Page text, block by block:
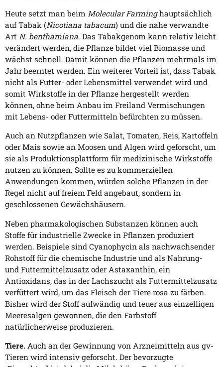
Heute setzt man beim Molecular Farminghauptsächlich
auf Tabak (Nicotiana tabacum) und die nahe verwandte
Art N. benthamiana. Das Tabakgenom kann relativ leicht
verändert werden, die Pflanze bildet viel Biomasse und
wächst schnell. Damit können die Pflanzen mehrmals im
Jahr beerntet werden. Ein weiterer Vorteil ist, dass Tabak
nicht als Futter- oder Lebensmittel verwendet wird und
somit Wirkstoffe in der Pflanze hergestellt werden
können, ohne beim Anbau im Freiland Vermischungen
mit Lebens- oder Futtermitteln befürchten zu müssen.
Auch an Nutzpflanzen wie Salat, Tomaten, Reis, Kartoffeln
oder Mais sowie an Moosen und Algen wird geforscht, um
sie als Produktionsplattform für medizinische Wirkstoffe
nutzen zu können. Sollte es zu kommerziellen
Anwendungen kommen, würden solche Pflanzen in der
Regel nicht auf freiem Feld angebaut, sondern in
geschlossenen Gewächshäusern.
Neben pharmakologischen Substanzen können auch
Stoffe für industrielle Zwecke in Pflanzen produziert
werden. Beispiele sind Cyanophycin als nachwachsender
Rohstoff für die chemische Industrie und als Nahrung-
und Futtermittelzusatz oder Astaxanthin, ein
Antioxidans, das in der Lachszucht als Futtermittelzusatz
verfüttert wird, um das Fleisch der Tiere rosa zu färben.
Bisher wird der Stoff aufwändig und teuer aus einzelligen
Meeresalgen gewonnen, die den Farbstoff
natürlicherweise produzieren.
Tiere. Auch an der Gewinnung von Arzneimitteln aus gv-
Tieren wird intensiv geforscht. Der bevorzugte